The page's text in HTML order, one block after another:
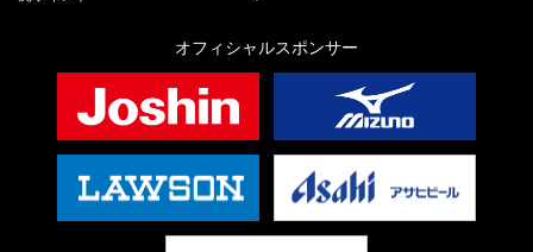
オフィシャルスポンサー